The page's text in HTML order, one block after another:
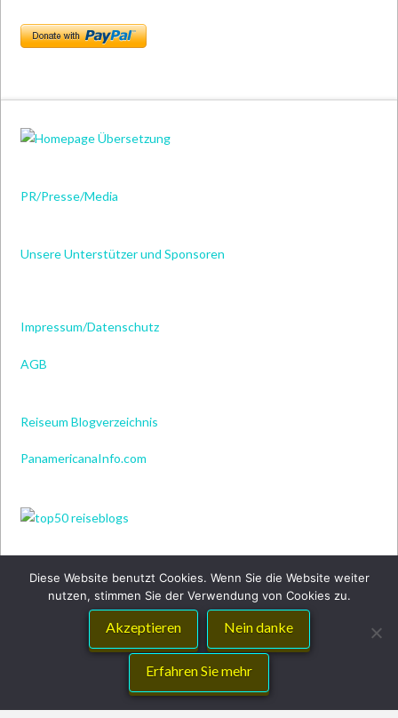
PR/Presse/Media
Unsere Unterstützer und Sponsoren
Impressum/Datenschutz
AGB
Reiseum Blogverzeichnis
PanamericanaInfo.com
Diese Website benutzt Cookies. Wenn Sie die Website weiter
nutzen, stimmen Sie der Verwendung von Cookies zu.
Akzeptieren Nein danke
Erfahren Sie mehr